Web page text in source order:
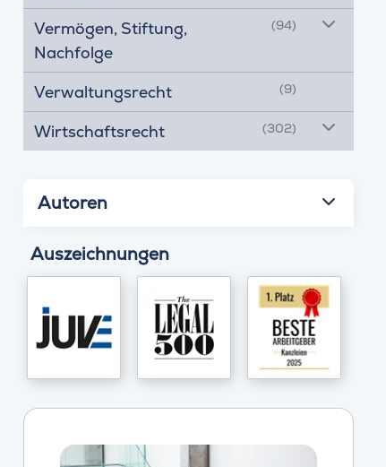
Vermögen, Stiftung,
Nachfolge
(94)
Verwaltungsrecht (9)
Wirtschaftsrecht (302)
Autoren
Auszeichnungen